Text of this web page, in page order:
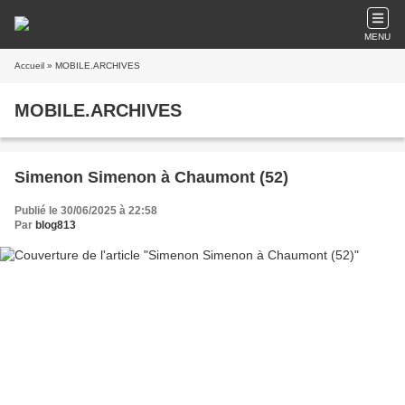
MENU
Accueil » MOBILE.ARCHIVES
MOBILE.ARCHIVES
Simenon Simenon à Chaumont (52)
Publié le 30/06/2025 à 22:58
Par blog813